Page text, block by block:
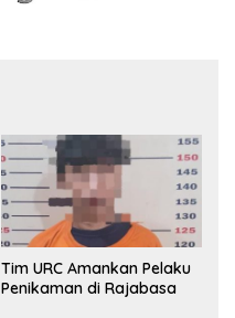
Tim URC Amankan Pelaku
Penikaman di Rajabasa